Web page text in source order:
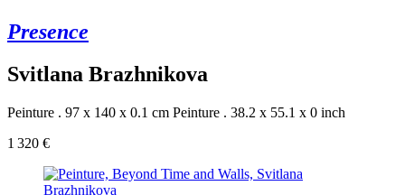
Presence
Svitlana Brazhnikova
Peinture . 97 x 140 x 0.1 cm Peinture . 38.2 x 55.1 x 0 inch
1 320 €